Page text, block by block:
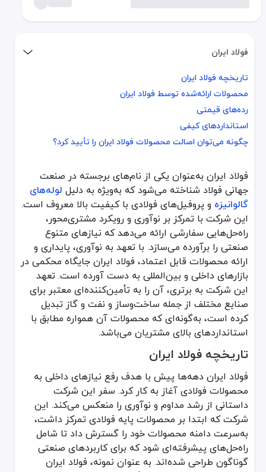
فولاد ایران
تاریخچه فولاد ایران
محصولات ارائه‌شده توسط فولاد ایران
رده‌های قیمتی
استانداردهای کیفی
چگونه می‌توان اصالت محصولات فولاد ایران را تأیید کرد؟
فولاد ایران به‌عنوان یکی از نام‌های برجسته در صنعت جهانی فولاد
تاریخچه فولاد ایران
فولاد ایران دهه‌ها پیش با هدف رفع نیازهای داخلی به محصولات
محصولات ارائه‌شده توسط فولاد ایران
فولاد ایران در زمینه تولید انواع محصولات فولادی تخصص دارد که
لوله‌ها و پروفیل‌های فولادی: محصولات برجسته شرکت که برای
ورق‌ها و صفحات فولادی: تولید شده برای برآورده کردن
قطعات سازه‌ای: از تیرآهن‌ها تا میلگردهای تقویتی، سبد محصولات
آلیاژهای خاص: برای کاربردهای خاص طراحی شده و ویژگی‌های
رده‌های قیمتی
فولاد ایران با ارائه محصولات در رده‌های قیمتی مختلف به بخش‌های
رده ممتاز: محصولات فولادی با کیفیت بالا برای صنایع تخصصی مانند
رده متوسط: گزینه‌های قابل‌اعتماد برای پروژه‌های عمومی ساخت‌وساز
رده اقتصادی: محصولات مقرون‌به‌صرفه‌ای که برای پروژه‌های کوچک
استانداردهای کیفی
تاریخچه فولاد ایران
محصولات ارائه‌شده توسط فولاد ایران
رده‌های قیمتی
استانداردهای کیفی
چگونه می‌توان اصالت محصولات فولاد ایران را تأیید کرد؟
فولاد ایران به‌عنوان یکی از نام‌های برجسته در صنعت
جهانی فولاد شناخته می‌شود که به‌ویژه به دلیل لوله‌های
گالوانیزه و پروفیل‌های فولادی با کیفیت بالا معروف است.
این شرکت با تمرکز بر نوآوری و رویکرد مشتری‌محور،
راه‌حل‌هایی سفارشی ارائه می‌دهد که نیازهای متنوع
صنعتی را برآورده می‌سازد. با تعهد به نوآوری، پایداری و
ارائه محصولات قابل اعتماد، فولاد ایران جایگاه محکمی در
بازارهای داخلی و بین‌المللی به دست آورده است. تعهد
این شرکت به برتری، آن را به تأمین‌کننده‌ای معتبر برای
صنایع مختلف از جمله ساخت‌وساز و نفت و گاز تبدیل
کرده است، به‌گونه‌ای که محصولات آن همواره مطابق با
استانداردهای بالای مشتریان می‌باشد.
تاریخچه فولاد ایران
فولاد ایران دهه‌ها پیش با هدف رفع نیازهای داخلی به
محصولات فولادی آغاز به کار کرد. سفر این شرکت
داستانی از رشد مداوم و نوآوری را منعکس می‌کند. این
شرکت که ابتدا بر محصولات پایه فولادی تمرکز داشت،
به‌سرعت دامنه محصولات خود را گسترش داد تا شامل
راه‌حل‌های پیشرفته‌ای شود که برای کاربردهای صنعتی
گوناگون طراحی شده‌اند. به عنوان نمونه، فولاد ایران